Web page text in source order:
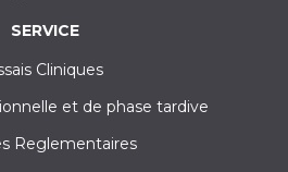
SERVICE
Cliniques
et de phase tardive
Reglementaires